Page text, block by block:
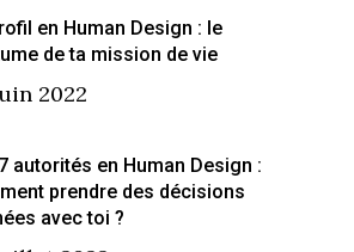
en Human Design : le
de ta mission de vie
2022
autorités en Human Design :
prendre des décisions
avec toi ?